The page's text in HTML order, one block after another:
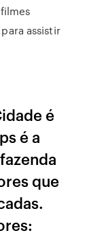
assistir
é
é a
que